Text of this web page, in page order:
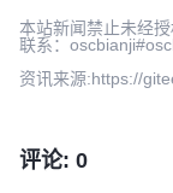
本站新闻禁止未经
联系：
资讯来源:https://
评论: 0